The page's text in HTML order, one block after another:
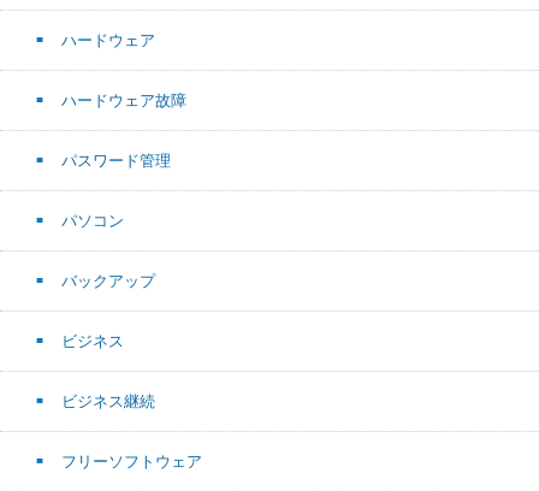
ハードウェア
ハードウェア故障
パスワード管理
パソコン
バックアップ
ビジネス
ビジネス継続
フリーソフトウェア